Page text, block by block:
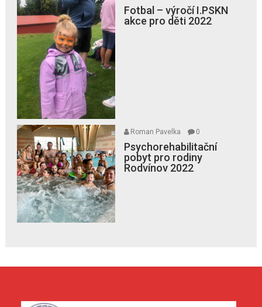
Fotbal – výročí I.PSKN
akce pro děti 2022
Roman Pavelka 0
Psychorehabilitační
pobyt pro rodiny
Rodvínov 2022